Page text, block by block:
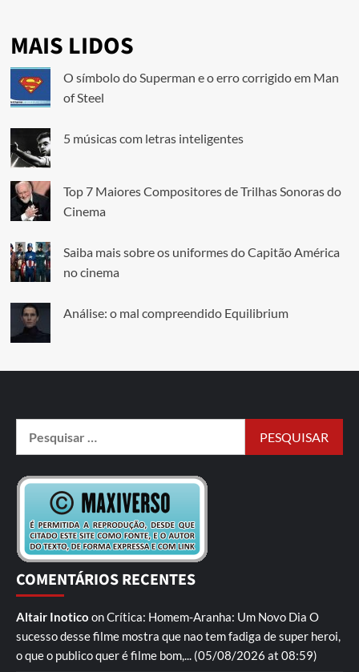
MAIS LIDOS
O símbolo do Superman e o erro corrigido em Man
of Steel
5 músicas com letras inteligentes
Top 7 Maiores Compositores de Trilhas Sonoras do
Cinema
Saiba mais sobre os uniformes do Capitão América
no cinema
Análise: o mal compreendido Equilibrium
COMENTÁRIOS RECENTES
Altair Inotico onCrítica: Homem-Aranha: Um Novo Dia O
sucesso desse filme mostra que nao tem fadiga de super heroi,
o que o publico quer é filme bom,... (05/08/2026 at 08:59)